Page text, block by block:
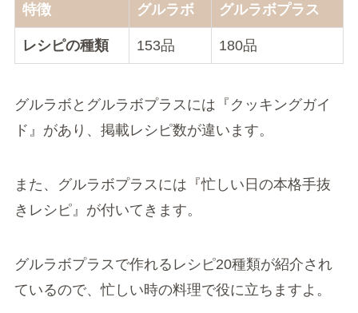
特徴 グルラボ グルラボプラス
レシピの種類 153品 180品
グルラボとグルラボプラスには『クッキングガイ
ド』があり、掲載レシピ数が違います。
また、グルラボプラスには『忙しい日の本格手抜
きレシピ』が付いてきます。
グルラボプラスで作れるレシピ20種類が紹介され
ているので、忙しい時の料理で役に立ちますよ。